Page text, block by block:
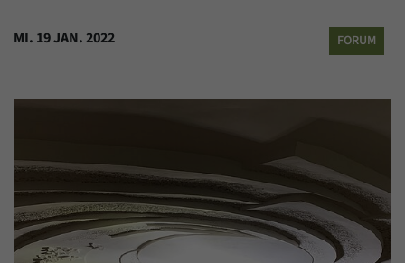
MI. 19 JAN. 2022 FORUM